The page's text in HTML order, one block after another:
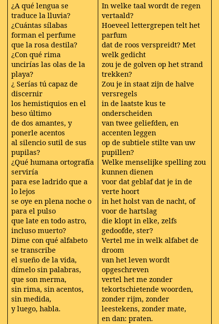
¿A qué lengua se
traduce la lluvia?
¿Cuántas sílabas
forman el perfume
que la rosa destila?
¿Con qué rima
uncirías las olas de la
playa?
¿ Serías tú capaz de
discernir
los hemistiquios en el
beso último
de dos amantes, y
ponerle acentos
al silencio sutil de sus
pupilas?
¿Qué humana ortografía
serviría
para ese ladrido que a
lo lejos
se oye en plena noche o
para el pulso
que late en todo astro,
incluso muerto?
Dime con qué alfabeto
se transcribe
el sueño de la vida,
dímelo sin palabras,
que son merma,
sin rima, sin acentos,
sin medida,
y luego, habla.
In welke taal wordt de regen
vertaald?
Hoeveel lettergrepen telt het
parfum
dat de roos verspreidt? Met
welk gedicht
zou je de golven op het strand
trekken?
Zou je in staat zijn de halve
versregels
in de laatste kus te
onderscheiden
van twee geliefden, en
accenten leggen
op de subtiele stilte van uw
pupillen?
Welke menselijke spelling zou
kunnen dienen
voor dat geblaf dat je in de
verte hoort
in het holst van de nacht, of
voor de hartslag
die klopt in elke, zelfs
gedoofde, ster?
Vertel me in welk alfabet de
droom
van het leven wordt
opgeschreven
vertel het me zonder
tekortschietende woorden,
zonder rijm, zonder
leestekens, zonder mate,
en dan: praten.